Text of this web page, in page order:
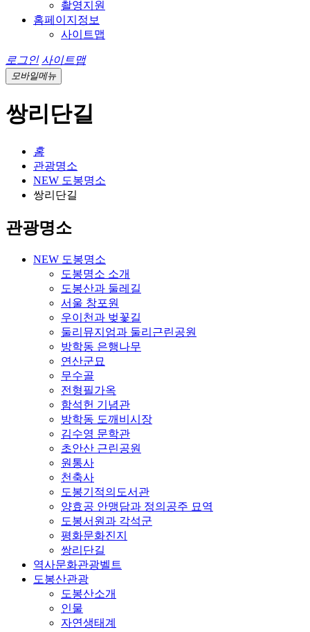
촬영지원
홈페이지정보
사이트맵
로그인 사이트맵
모바일메뉴
쌍리단길
홈
관광명소
NEW 도봉명소
쌍리단길
관광명소
NEW 도봉명소
도봉명소 소개
도봉산과 둘레길
서울 창포원
우이천과 벚꽃길
둘리뮤지엄과 둘리근린공원
방학동 은행나무
연산군묘
무수골
전형필가옥
함석헌 기념관
방학동 도깨비시장
김수영 문학관
초안산 근린공원
원통사
천축사
도봉기적의도서관
양효공 안맹담과 정의공주 묘역
도봉서원과 각석군
평화문화진지
쌍리단길
역사문화관광벨트
도봉산관광
도봉산소개
인물
자연생태계